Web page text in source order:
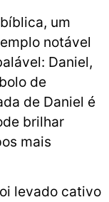
um
notável
Daniel,
de
de Daniel é
brilhar
mais
levado cativo